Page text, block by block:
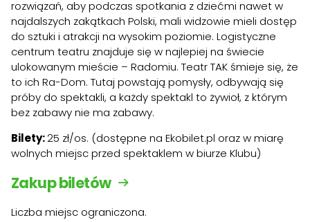
rozwiązań, aby podczas spotkania z dziećmi nawet w
najdalszych zakątkach Polski, mali widzowie mieli dostęp
do sztuki i atrakcji na wysokim poziomie. Logistyczne
centrum teatru znajduje się w najlepiej na świecie
ulokowanym mieście – Radomiu. Teatr TAK śmieje się, że
to ich Ra-Dom. Tutaj powstają pomysły, odbywają się
próby do spektakli, a każdy spektakl to żywioł, z którym
bez zabawy nie ma zabawy.
Bilety:25 zł/os. (dostępne na Ekobilet.pl oraz w miarę
wolnych miejsc przed spektaklem w biurze Klubu)
Zakup biletów
Liczba miejsc ograniczona.